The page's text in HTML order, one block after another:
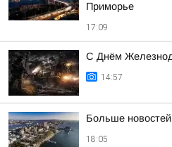
Приморье
17:09
С Днём
14:57
Больше новостей
18:05